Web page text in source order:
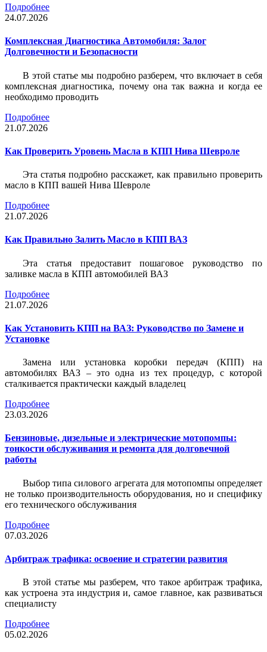
Подробнее
24.07.2026
Комплексная Диагностика Автомобиля: Залог
Долговечности и Безопасности
В этой статье мы подробно разберем, что включает в себя
комплексная диагностика, почему она так важна и когда ее
необходимо проводить
Подробнее
21.07.2026
Как Проверить Уровень Масла в КПП Нива Шевроле
Эта статья подробно расскажет, как правильно проверить
масло в КПП вашей Нива Шевроле
Подробнее
21.07.2026
Как Правильно Залить Масло в КПП ВАЗ
Эта статья предоставит пошаговое руководство по
заливке масла в КПП автомобилей ВАЗ
Подробнее
21.07.2026
Как Установить КПП на ВАЗ: Руководство по Замене и
Установке
Замена или установка коробки передач (КПП) на
автомобилях ВАЗ – это одна из тех процедур, с которой
сталкивается практически каждый владелец
Подробнее
23.03.2026
Бензиновые, дизельные и электрические мотопомпы:
тонкости обслуживания и ремонта для долговечной
работы
Выбор типа силового агрегата для мотопомпы определяет
не только производительность оборудования, но и специфику
его технического обслуживания
Подробнее
07.03.2026
Арбитраж трафика: освоение и стратегии развития
В этой статье мы разберем, что такое арбитраж трафика,
как устроена эта индустрия и, самое главное, как развиваться
специалисту
Подробнее
05.02.2026